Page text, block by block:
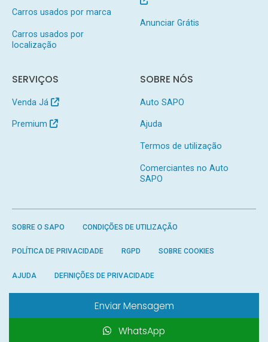
Enviar Mensagem
WhatsApp
Carros usados por marca
Carros usados por
localização
Anunciar Grátis
SERVIÇOS
Venda Já
Premium
SOBRE NÓS
Auto SAPO
Ajuda
Termos de utilização
Comerciantes no Auto
SAPO
SOBRE O SAPO CONDIÇÕES DE UTILIZAÇÃO
POLÍTICA DE PRIVACIDADE RGPD SOBRE COOKIES
AJUDA DEFINIÇÕES DE PRIVACIDADE
- Todos os direitos reservados.